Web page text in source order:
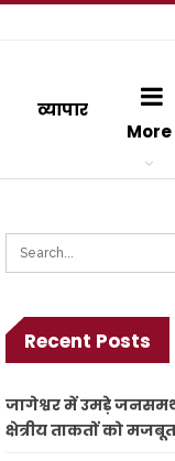
व्यापार
More
Recent Posts
जागेश्वर में उमड़े
क्षेत्रीय ताकतों को